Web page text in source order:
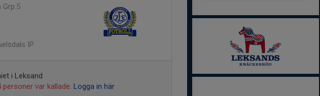
Grp.5
IP
i Leksand
var kallade. Logga in här